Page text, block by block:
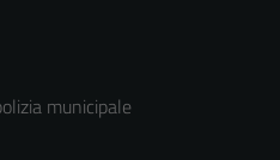
municipale